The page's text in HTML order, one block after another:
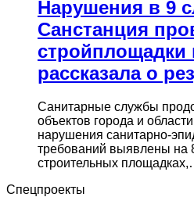
Нарушения в 9
Санстанция
стройплощадки
рассказала о
Санитарные службы
объектов города и
нарушения санитарно-
требований выявлены на
строительных
Спецпроекты